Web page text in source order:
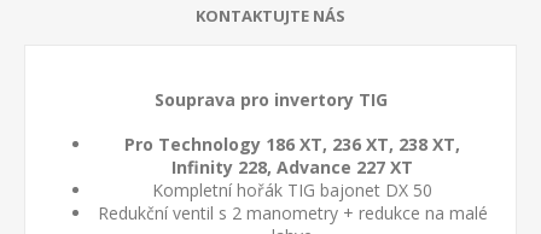
KONTAKTUJTE NÁS
Souprava pro invertory TIG
Pro Technology 186 XT, 236 XT, 238 XT,
Infinity 228, Advance 227 XT
Kompletní hořák TIG bajonet DX 50
Redukční ventil s 2 manometry + redukce na malé